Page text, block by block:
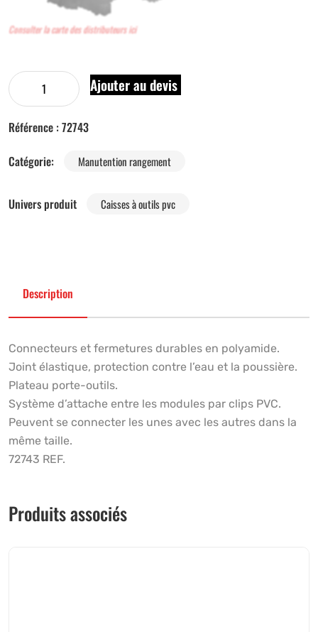
Consulter la carte des distributeurs ici
Ajouter au devis
Référence : 72743
Catégorie:
Manutention rangement
Univers produit Caisses à outils pvc
Description
Connecteurs et fermetures durables en polyamide.
Joint élastique, protection contre l’eau et la poussière.
Plateau porte-outils.
Système d’attache entre les modules par clips PVC.
Peuvent se connecter les unes avec les autres dans la
même taille.
72743 REF.
Produits associés